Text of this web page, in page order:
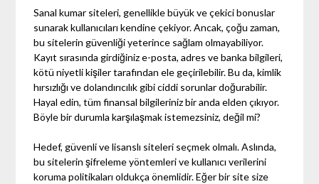
Sanal kumar siteleri, genellikle büyük ve çekici bonuslar
sunarak kullanıcıları kendine çekiyor. Ancak, çoğu zaman,
bu sitelerin güvenliği yeterince sağlam olmayabiliyor.
Kayıt sırasında girdiğiniz e-posta, adres ve banka bilgileri,
kötü niyetli kişiler tarafından ele geçirilebilir. Bu da, kimlik
hırsızlığı ve dolandırıcılık gibi ciddi sorunlar doğurabilir.
Hayal edin, tüm finansal bilgileriniz bir anda elden çıkıyor.
Böyle bir durumla karşılaşmak istemezsiniz, değil mi?
Hedef, güvenli ve lisanslı siteleri seçmek olmalı. Aslında,
bu sitelerin şifreleme yöntemleri ve kullanıcı verilerini
koruma politikaları oldukça önemlidir. Eğer bir site size